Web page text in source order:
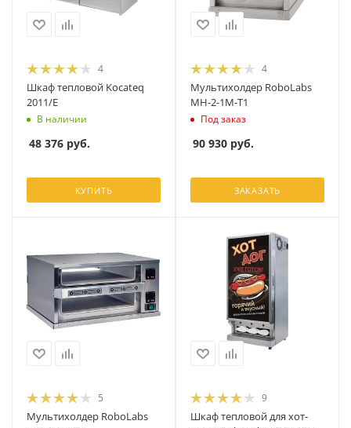
4
Шкаф тепловой Kocateq
2011/E
В наличии
48 376 руб.
КУПИТЬ
4
Мультихолдер RoboLabs
МН-2-1М-T1
Под заказ
90 930 руб.
ЗАКАЗАТЬ
5
Мультихолдер RoboLabs
9
Шкаф тепловой для хот-